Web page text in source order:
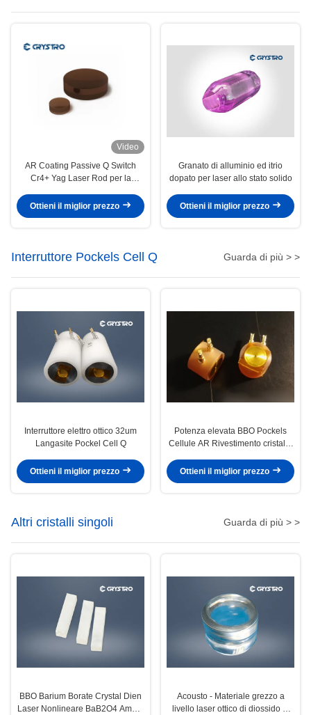
Video
AR Coating Passive Q Switch
Cr4+ Yag Laser Rod per la
Ottieni il miglior prezzo
Granato di alluminio ed itrio
dopato per laser allo stato solido
Ottieni il miglior prezzo
Interruttore Pockels Cell Q Guarda di più > >
Interruttore elettro ottico 32um
Langasite Pockel Cell Q
Ottieni il miglior prezzo
Potenza elevata BBO Pockels
Cellule AR Rivestimento cristallo
Ottieni il miglior prezzo
Altri cristalli singoli Guarda di più > >
BBO Barium Borate Crystal Dien
Laser Nonlineare BaB2O4 Ampia
Acousto - Materiale grezzo a
livello laser ottico di diossido di